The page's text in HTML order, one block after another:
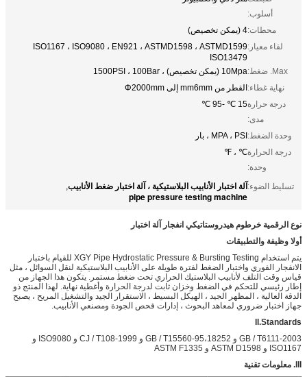
أسلوب:
محطات:4 (يمكن تخصيص)
لقاء معيار:ISO1167 ، ISO9080 ، EN921 ، ASTMD1598 ، ASTMD1599
ISO13479
Max. ضغط:
10Mpa (يمكن تخصيص) ، 1500PSI ، 100Bar
نهاية غطاء:القطر من mm6mm إلى Φ2000mm
درجة حرارة
مدى:
15 ℃ -95 ℃
وحدة الضغط:MPA ، PSI ، بار
درجة الحرارة
وحدة:
℃ ، ℉
تسليط الضوء:آلة اختبار الأنابيب البلاستيكية ، آلة اختبار ضغط الأنابيب,
pipe pressure testing machine
نوع الرقمية خرطوم هيدروستاتيكي انفجار آلة اختبار
أولا وظيفة والتطبيقات
يتم استخدام XGY Pipe Hydrostatic Pressure & Bursting Testing للقيام باختبار
الانفجار الفوري واختبار الضغط لفترة طويلة على الأنابيب البلاستيكية لنقل السوائل ، مثل
قياس وقت التلف لأنابيب البلاستيك الحراري تحت ضغط مستمر. يتكون هذا الجهاز من
إطار رئيسي للتحكم في الضغط وخزان ثابت لدرجة الحرارة وأغطية نهاية. لهذا المنتج ذو
الدقة العالية ، المظهر الجيد ، الهيكل البسيط ، الاستقرار الجيد والتشغيل المريح ، يصبح
جهاز اختبار ضروري لمعاهد البحوث ، إدارات فحص الجودة ومصنعي الأنابيب.
II.Standards
GB / T6111-2003 و GB / T15560-95،18252 و CJ / T108-1999 و ISO9080 و
ISO1167 و ASTM D1598 و ASTM F1335
III. معلومات تقنية